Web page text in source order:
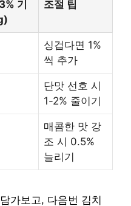
기
조절 팁
싱겁다면 1%
씩 추가
단맛 선호 시
1-2% 줄이기
매콤한 맛 강
조 시 0.5%
늘리기
가보고, 다음번 김치